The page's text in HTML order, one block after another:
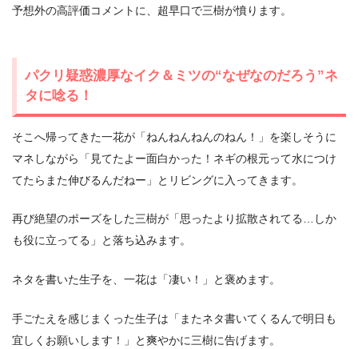
予想外の高評価コメントに、超早口で三樹が憤ります。
パクリ疑惑濃厚なイク＆ミツの“なぜなのだろう”ネ
タに唸る！
そこへ帰ってきた一花が「ねんねんねんのねん！」を楽しそうに
マネしながら「見てたよー面白かった！ネギの根元って水につけ
てたらまた伸びるんだねー」とリビングに入ってきます。
再び絶望のポーズをした三樹が「思ったより拡散されてる…しか
も役に立ってる」と落ち込みます。
ネタを書いた生子を、一花は「凄い！」と褒めます。
手ごたえを感じまくった生子は「またネタ書いてくるんで明日も
宜しくお願いします！」と爽やかに三樹に告げます。